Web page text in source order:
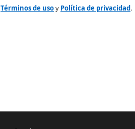
Términos de usoy Política de privacidad.